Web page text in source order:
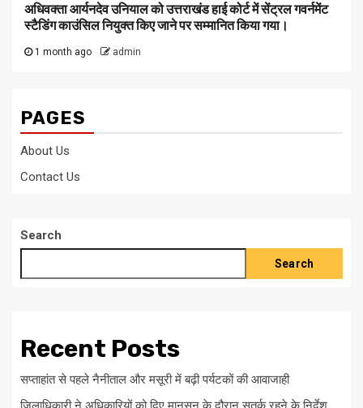
अधिवक्ता आर्यनदेव उनियाल को उत्तराखंड हाई कोर्ट में सेंट्रल गवर्नमेंट
स्टैडिंग काउंसिल नियुक्त किए जाने पर सम्मानित किया गया।
1 month ago admin
PAGES
About Us
Contact Us
Search
Search
Recent Posts
सप्ताहांत से पहले नैनीताल और मसूरी में बढ़ी पर्यटकों की आवाजाही